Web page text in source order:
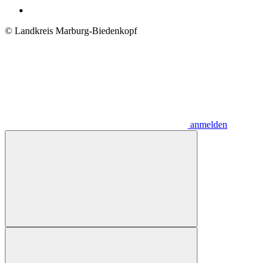
© Landkreis Marburg-Biedenkopf
anmelden